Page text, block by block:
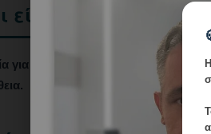
είναι
για εξογκώματα είναι